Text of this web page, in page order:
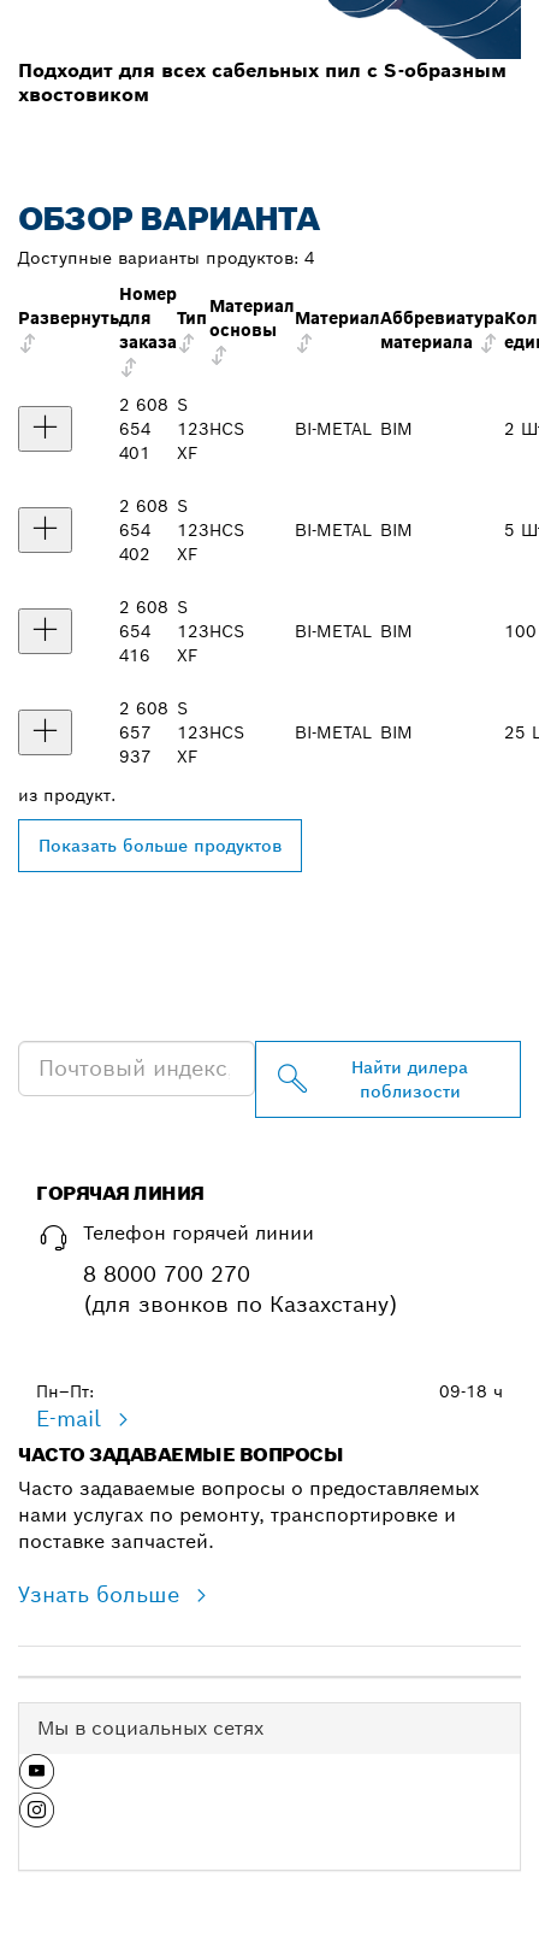
Подходит для всех сабельных пил с S-образным
хвостовиком
ОБЗОР ВАРИАНТА
Доступные варианты продуктов: 4
Развернуть
Номер
для
заказа
Тип
Материал
основы
МатериалАббревиатура
материала
2 608
654
401
S
123
XF
HCS BI-METAL BIM 2
2 608
654
402
S
123
XF
HCS BI-METAL BIM 5
2 608
654
416
S
123
XF
HCS BI-METAL BIM
2 608
657
937
S
123
XF
HCS BI-METAL BIM 25
из продукт.
Показать больше продуктов
Найти дилера
поблизости
ГОРЯЧАЯ ЛИНИЯ
Телефон горячей линии
8 8000 700 270
(для звонков по Казахстану)
Пн–Пт: 09-18 ч
E-mail
ЧАСТО ЗАДАВАЕМЫЕ ВОПРОСЫ
Часто задаваемые вопросы о предоставляемых
нами услугах по ремонту, транспортировке и
поставке запчастей.
Узнать больше
Мы в социальных сетях